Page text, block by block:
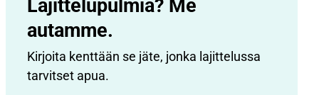
Lajittelupulmia? Me
autamme.
Kirjoita kenttään se jäte, jonka lajittelussa
tarvitset apua.